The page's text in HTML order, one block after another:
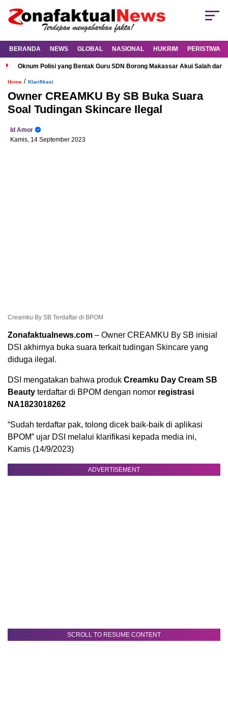
BERANDA NEWS GLOBAL NASIONAL HUKRIM PERISTIWA
Oknum Polisi yang Bentak Guru SDN Borong Makassar Akui Salah dan
Home / Klarifikasi
Owner CREAMKU By SB Buka Suara
Soal Tudingan Skincare Ilegal
Id Amor
Kamis, 14 September 2023
Creamku By SB Terdaftar di BPOM
Zonafaktualnews.com – Owner CREAMKU By SB inisial
DSI akhirnya buka suara terkait tudingan Skincare yang
diduga ilegal.
DSI mengatakan bahwa produk Creamku Day Cream SB
Beauty terdaftar di BPOM dengan nomor registrasi
NA1823018262
“Sudah terdaftar pak, tolong dicek baik-baik di aplikasi
BPOM” ujar DSI melalui klarifikasi kepada media ini,
Kamis (14/9/2023)
ADVERTISEMENT
SCROLL TO RESUME CONTENT